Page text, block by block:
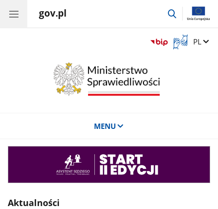
gov.pl
przejdź
Otwórz
okno
Zmień
PL
MENU
Aktualności